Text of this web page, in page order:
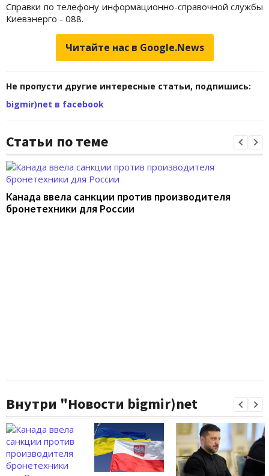
Справки по телефону информационно-справочной службы
Киевэнерго - 088.
Читайте нас в Google.News
Не пропусти другие интересные статьи, подпишись:
bigmir)net в facebook
Статьи по теме
Канада ввела санкции против производителя
бронетехники для России
Внутри "Новости bigmir)net